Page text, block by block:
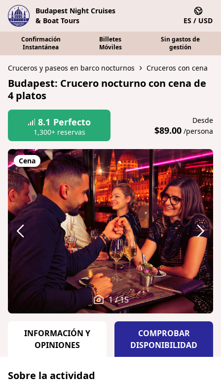
Budapest Night Cruises
& Boat Tours
ES / USD
Confirmación
Instantánea
Billetes
Móviles
Sin gastos de
gestión
Cruceros y paseos en barco nocturnos Cruceros con cena
Budapest: Crucero nocturno con cena de
4 platos
8.1 Perfecto
1,300+ reservas
Desde
$89.00 /persona
Cena
1 / 15
INFORMACIÓN Y
OPINIONES
COMPROBAR
DISPONIBILIDAD
Sobre la actividad